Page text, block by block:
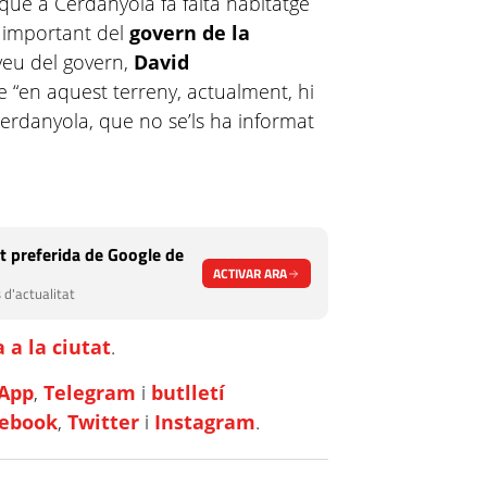
important delgovern de la
del govern, David
“en aquest terreny, actualment, hi
que no se’ls ha informat
preferida de Google de
d'actualitat
ACTIVAR ARA
a la ciutat.
,Telegram i butlletí
,Twitter i Instagram.